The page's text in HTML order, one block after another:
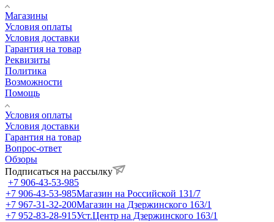
Магазины
Условия оплаты
Условия доставки
Гарантия на товар
Реквизиты
Политика
Возможности
Помощь
Условия оплаты
Условия доставки
Гарантия на товар
Вопрос-ответ
Обзоры
Подписаться на рассылку
+7 906-43-53-985
+7 906-43-53-985Магазин на Российской 131/7
+7 967-31-32-200Магазин на Дзержинского 163/1
+7 952-83-28-915Уст.Центр на Дзержинского 163/1